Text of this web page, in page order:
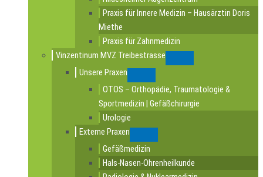
Praxis für Innere Medizin – Hausärztin Doris
Miethe
Praxis für Zahnmedizin
Vinzentinum MVZ Treibestrasse
Unsere Praxen
OTOS – Orthopädie, Traumatologie &
Sportmedizin | Gefäßchirurgie
Urologie
Externe Praxen
Gefäßmedizin
Hals-Nasen-Ohrenheilkunde